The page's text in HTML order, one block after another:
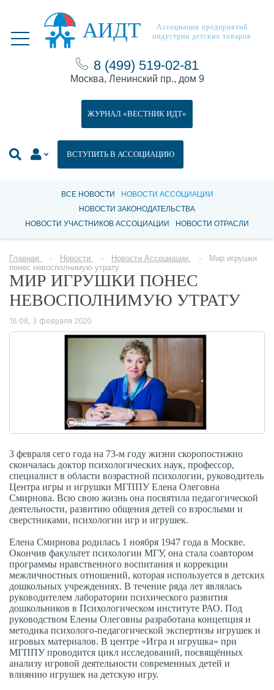
АИДТ
Ассоциация предприятий
индустрии детских товаров
8 (499) 519-02-81
Москва, Ленинский пр., дом 9
ВСТУПИТЬ В АССОЦИАЦИЮ
ЖУРНАЛ «ВЕСТНИК ИДТ»
ВСЕ НОВОСТИ
НОВОСТИ АССОЦИАЦИИ
НОВОСТИ ЗАКОНОДАТЕЛЬСТВА
НОВОСТИ УЧАСТНИКОВ АССОЦИАЦИИ
НОВОСТИ ОТРАСЛИ
Главная Новости Новости Ассоциации
Мир игрушки
понес невосполнимую утрату
МИР ИГРУШКИ ПОНЕС
НЕВОСПОЛНИМУЮ УТРАТУ
18:08, 3 февраля 2020
0
3 февраля сего года на 73-м году жизни скоропостижно
скончалась доктор психологических наук, профессор,
специалист в области возрастной психологии, руководитель
Центра игры и игрушки МГППУ Елена Олеговна
Смирнова. Всю свою жизнь она посвятила педагогической
деятельности, развитию общения детей со взрослыми и
сверстниками, психологии игр и игрушек.
Елена Смирнова родилась 1 ноября 1947 года в Москве.
Окончив факультет психологии МГУ, она стала соавтором
программы нравственного воспитания и коррекции
межличностных отношений, которая используется в детских
дошкольных учреждениях. В течение ряда лет являлась
руководителем лаборатории психического развития
дошкольников в Психологическом институте РАО. Под
руководством Елены Олеговны разработана концепция и
методика психолого-педагогической экспертизы игрушек и
игровых материалов. В центре «Игра и игрушка» при
МГППУ проводится цикл исследований, посвящённых
анализу игровой деятельности современных детей и
влиянию игрушек на детскую игру.